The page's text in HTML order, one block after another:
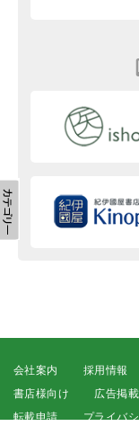
会社案内 採用情報
書店様向け
広告掲載
転載申請
プライバ